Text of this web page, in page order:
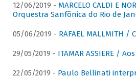
12/06/2019 - MARCELO CALDI E
Orquestra Sanfônica do Rio de
05/06/2019 - RAFAEL MALLMITH
29/05/2019 - ITAMAR ASSIERE /
22/05/2019 - Paulo Bellinati